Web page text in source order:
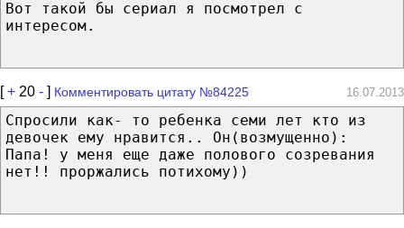
Вот такой бы сериал я посмотрел с
интересом.
[+ 20 - ] Комментировать цитату №84225 16.07.2013
Спросили как- то ребенка семи лет кто из
девочек ему нравится.. Он(возмущенно):
Папа! у меня еще даже полового созревания
нет!! проржались потихому))